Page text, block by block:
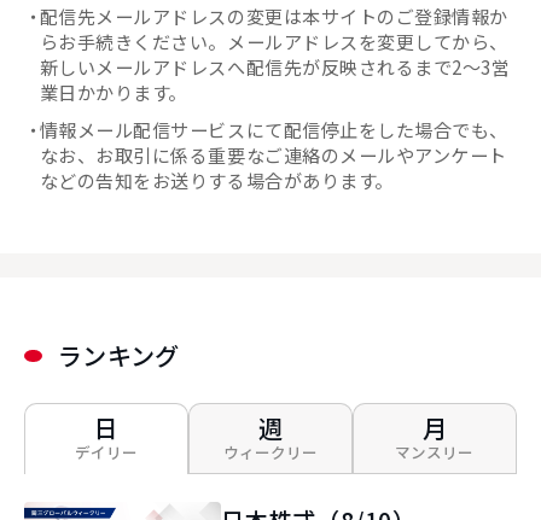
配信先メールアドレスの変更は本サイトのご登録情報か
らお手続きください。メールアドレスを変更してから、
新しいメールアドレスへ配信先が反映されるまで2～3営
業日かかります。
情報メール配信サービスにて配信停止をした場合でも、
なお、お取引に係る重要なご連絡のメールやアンケート
などの告知をお送りする場合があります。
ランキング
日
デイリー
週
ウィークリー
月
マンスリー